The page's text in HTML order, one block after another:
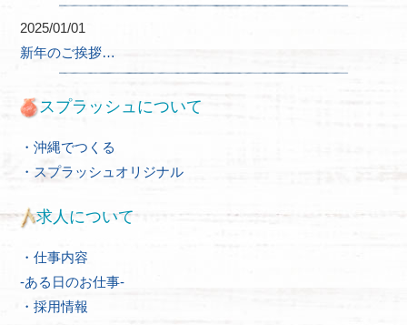
2025/01/01
新年のご挨拶…
スプラッシュについて
・沖縄でつくる
・スプラッシュオリジナル
求人について
・仕事内容
-ある日のお仕事-
・採用情報